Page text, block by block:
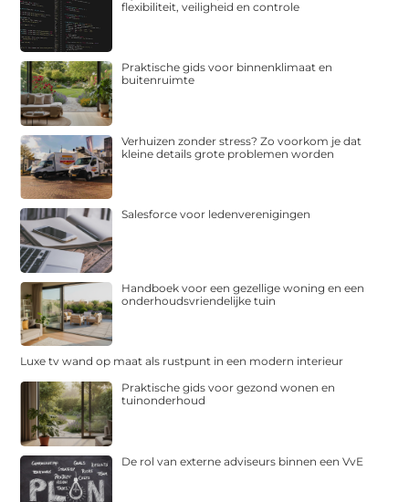
flexibiliteit, veiligheid en controle
Praktische gids voor binnenklimaat en
buitenruimte
Verhuizen zonder stress? Zo voorkom je dat
kleine details grote problemen worden
Salesforce voor ledenverenigingen
Handboek voor een gezellige woning en een
onderhoudsvriendelijke tuin
Luxe tv wand op maat als rustpunt in een modern interieur
Praktische gids voor gezond wonen en
tuinonderhoud
De rol van externe adviseurs binnen een VvE